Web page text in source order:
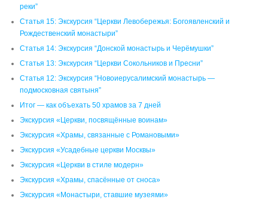
реки”
Статья 15: Экскурсия “Церкви Левобережья: Богоявленский и
Рождественский монастыри”
Статья 14: Экскурсия “Донской монастырь и Черёмушки”
Статья 13: Экскурсия “Церкви Сокольников и Пресни”
Статья 12: Экскурсия “Новоиерусалимский монастырь —
подмосковная святыня”
Итог — как объехать 50 храмов за 7 дней
Экскурсия «Церкви, посвящённые воинам»
Экскурсия «Храмы, связанные с Романовыми»
Экскурсия «Усадебные церкви Москвы»
Экскурсия «Церкви в стиле модерн»
Экскурсия «Храмы, спасённые от сноса»
Экскурсия «Монастыри, ставшие музеями»